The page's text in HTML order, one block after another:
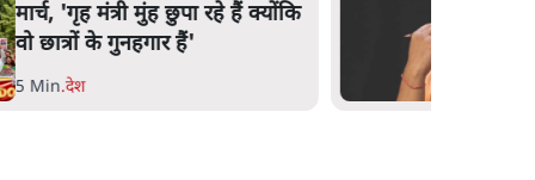
मार्च, 'गृह मंत्री मुंह छुपा रहे हैं क्योंकि
वो छात्रों के गुनहगार हैं'
5 Min.देश